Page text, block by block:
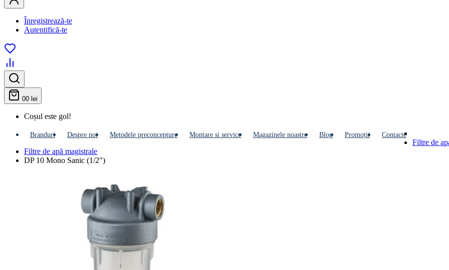
Înregistrează-te
Autentifică-te
00 lei
Coșul este gol!
Branduri Despre noi Metodele preconcepture Montare si service Мagazinele noastre Blog Promoții Contacte
Filtre de
Filtre de apă magistrale
DP 10 Mono Sanic (1/2")